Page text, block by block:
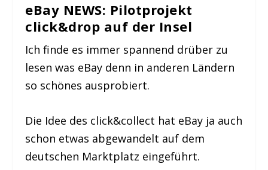
eBay NEWS: Pilotprojekt
click&drop auf der Insel
Ich finde es immer spannend drüber zu
lesen was eBay denn in anderen Ländern
so schönes ausprobiert.
Die Idee des click&collect hat eBay ja auch
schon etwas abgewandelt auf dem
deutschen Marktplatz eingeführt.